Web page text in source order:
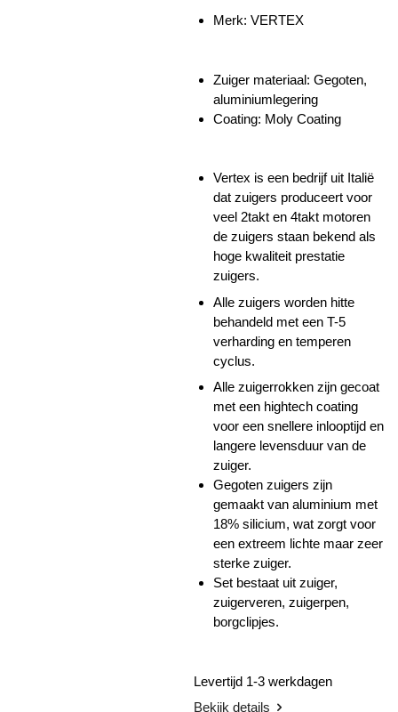
Merk: VERTEX
Zuiger materiaal: Gegoten,
aluminiumlegering
Coating: Moly Coating
Vertex is een bedrijf uit Italië
dat zuigers produceert voor
veel 2takt en 4takt motoren
de zuigers staan bekend als
hoge kwaliteit prestatie
zuigers.
Alle zuigers worden hitte
behandeld met een T-5
verharding en temperen
cyclus.
Alle zuigerrokken zijn gecoat
met een hightech coating
voor een snellere inlooptijd en
langere levensduur van de
zuiger.
Gegoten zuigers zijn
gemaakt van aluminium met
18% silicium, wat zorgt voor
een extreem lichte maar zeer
sterke zuiger.
Set bestaat uit zuiger,
zuigerveren, zuigerpen,
borgclipjes.
Levertijd 1-3 werkdagen
Bekijk details